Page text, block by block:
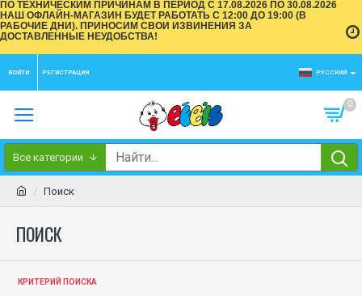
ПО ТЕХНИЧЕСКИМ ПРИЧИНАМ В ПЕРИОД С 17.08.2026 ПО 30.08.2026
НАШ ОФЛАЙН-МАГАЗИН БУДЕТ РАБОТАТЬ С 12:00 ДО 19:00 (В
РАБОЧИЕ ДНИ). ПРИНОСИМ СВОИ ИЗВИНЕНИЯ ЗА
ДОСТАВЛЕННЫЕ НЕУДОБСТВА!
ВОЙТИ РЕГИСТРАЦИЯ РУССКИЙ
0
Все категории
Поиск
ПОИСК
КРИТЕРИЙ ПОИСКА